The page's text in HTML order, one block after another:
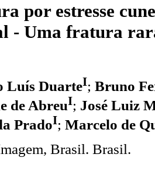
por estresse
- Uma fratura
Luís DuarteI; Bruno
de AbreuI; José Luiz
PradoI; Marcelo de
Brasil. Brasil.